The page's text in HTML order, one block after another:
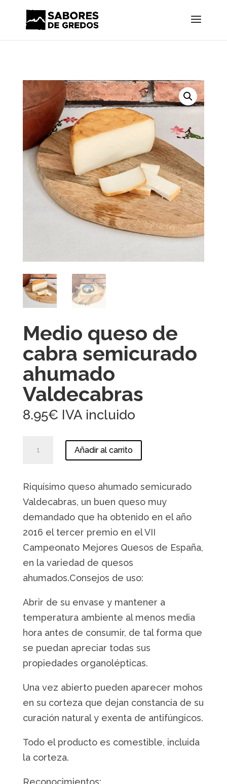
Medio queso de
cabra semicurado
ahumado
Valdecabras
8.95€ IVA incluido
queso
semicurado
ahumado
Valdecabras
cantidad
Añadir al carrito
Riquísimo queso ahumado semicurado
Valdecabras, un buen queso muy
demandado que ha obtenido en el año
2016 el tercer premio en el VII
Campeonato Mejores Quesos de España,
en la variedad de quesos
ahumados.Consejos de uso:
Abrir de su envase y mantener a
temperatura ambiente al menos media
hora antes de consumir, de tal forma que
se puedan apreciar todas sus
propiedades organolépticas.
Una vez abierto pueden aparecer mohos
en su corteza que dejan constancia de su
curación natural y exenta de antifúngicos.
Todo el producto es comestible, incluida
la corteza.